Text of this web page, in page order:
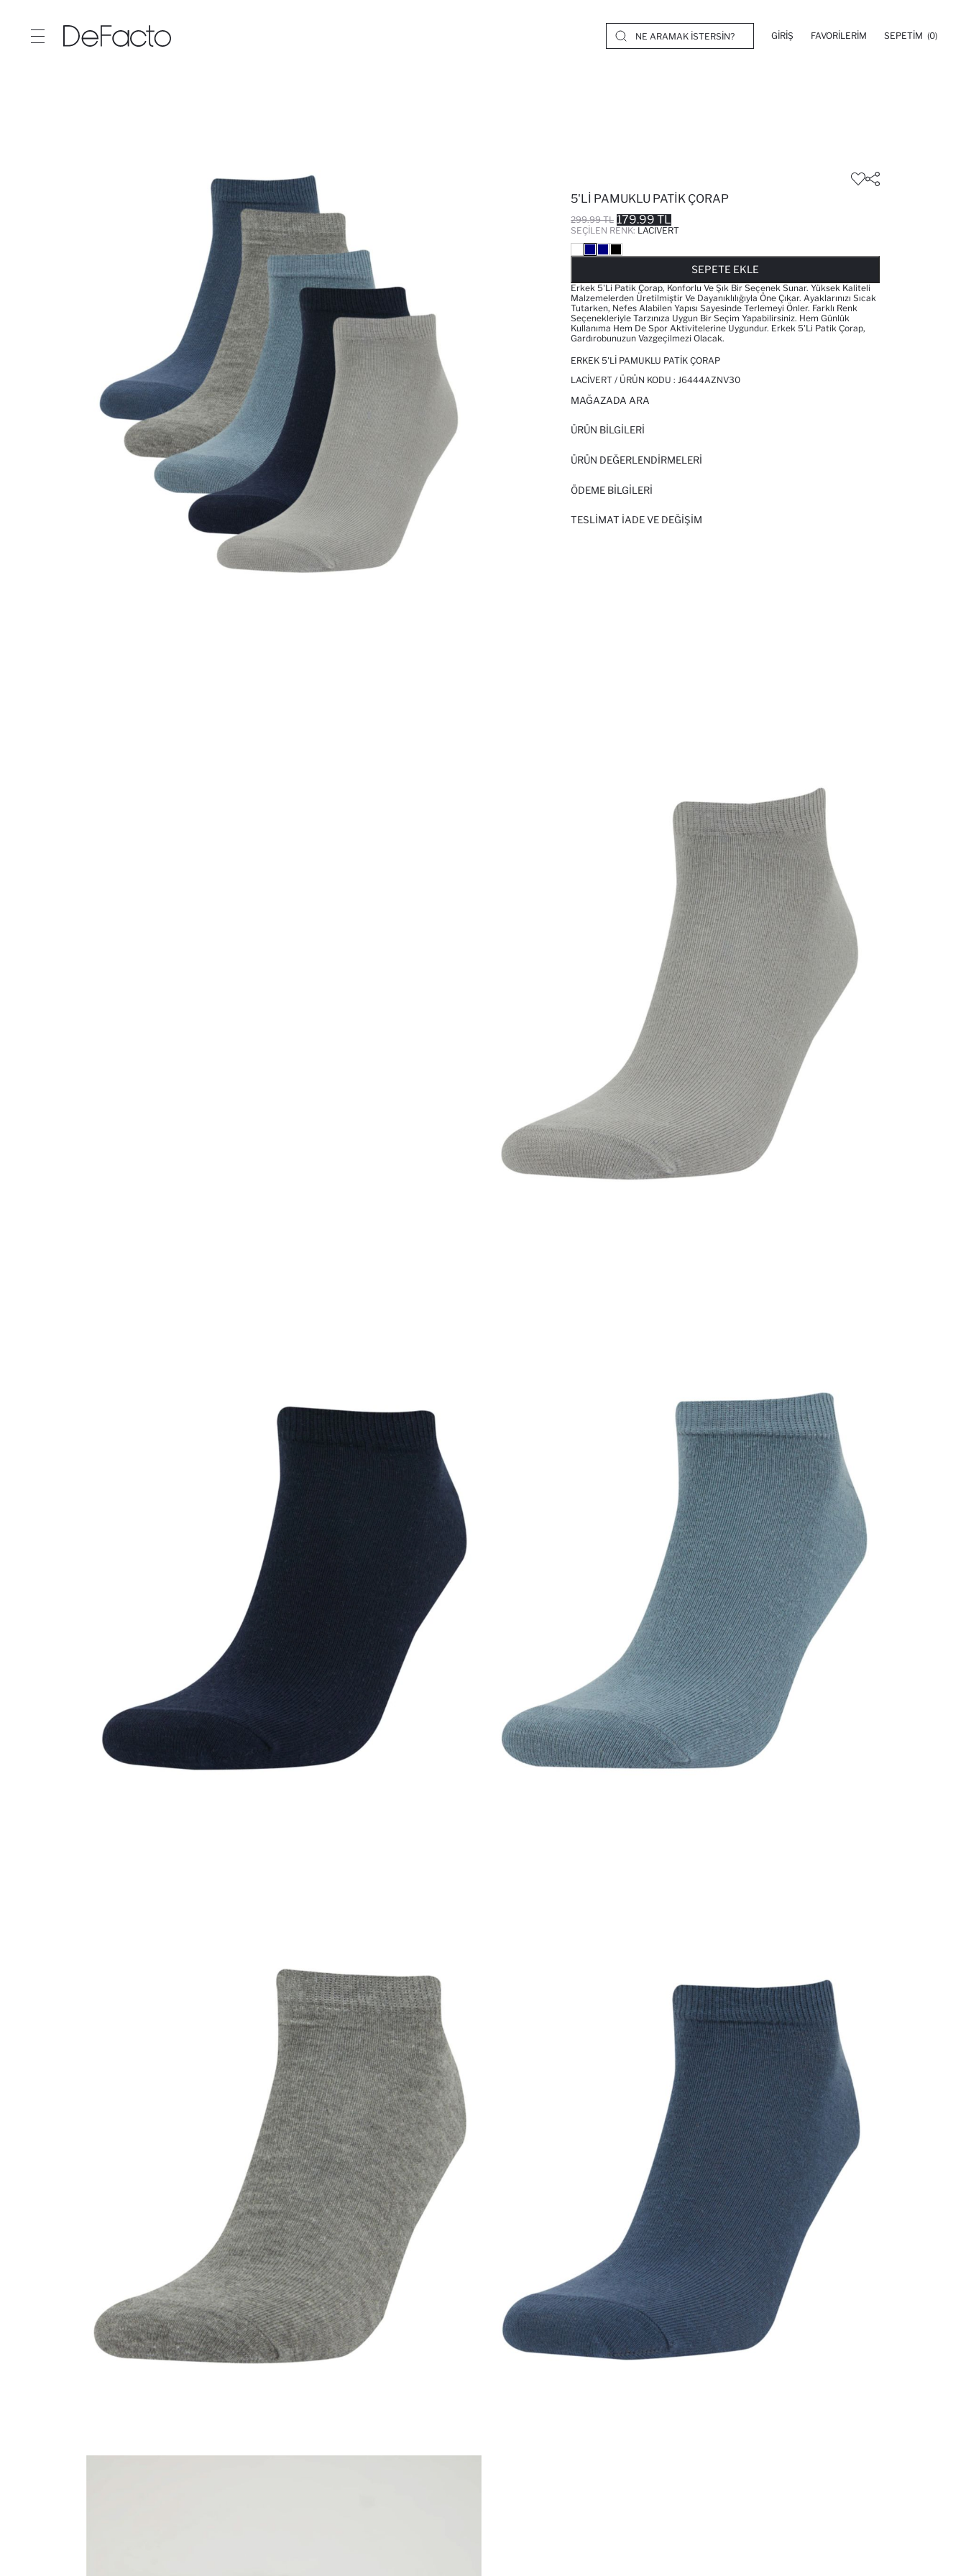
GIRIŞ FAVORILERIM SEPETIM (0)
5'LI PAMUKLU PATIK ÇORAP
299.99 TL 179.99 TL
SEÇILEN RENK: LACIVERT
SEPETE EKLE
Erkek 5'li Patik Çorap, Konforlu Ve Şık Bir Seçenek Sunar. Yüksek Kaliteli
Malzemelerden Üretilmiştir Ve Dayanıklılığıyla Öne Çıkar. Ayaklarınızı Sıcak
Tutarken, Nefes Alabilen Yapısı Sayesinde Terlemeyi Önler. Farklı Renk
Seçenekleriyle Tarzınıza Uygun Bir Seçim Yapabilirsiniz. Hem Günlük
Kullanıma Hem De Spor Aktivitelerine Uygundur. Erkek 5'li Patik Çorap,
Gardırobunuzun Vazgeçilmezi Olacak.
ERKEK 5'LI PAMUKLU PATIK ÇORAP
LACIVERT / ÜRÜN KODU : J6444AZNV30
MAĞAZADA ARA
ÜRÜN BILGILERI
ÜRÜN DEĞERLENDİRMELERİ
ÖDEME BİLGİLERİ
TESLIMAT İADE VE DEĞIŞIM